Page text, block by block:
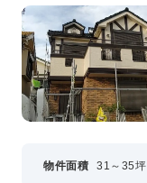
物件面積 31～35坪